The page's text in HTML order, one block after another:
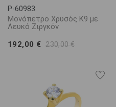
P-60983
Μονόπετρο Χρυσός Κ9 με
Λευκό Ζιργκόν
192,00 € 230,00 €